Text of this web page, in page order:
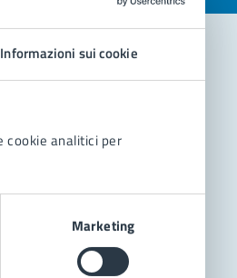
Informazioni sui cookie
cookie analitici per
Marketing